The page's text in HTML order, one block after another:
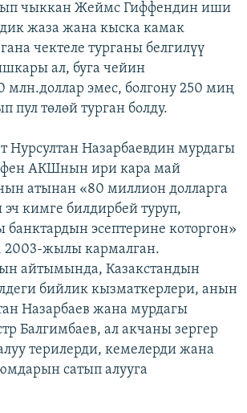
чыккан Жеймс Гиффендин иши
жаза жана кыска камак
чектеле турганы белгилүү
ал, буга чейин
млн.доллар эмес, болгону 250 миң
пул төлөй турган болду.
Нурсултан Назарбаевдин мурдагы
АКШнын ири кара май
атынан «80 миллион долларга
эч кимге билдирбей туруп,
эсептерине которгон»
2003-жылы кармалган.
айтымында, Казакстандын
бийлик кызматкерлери, анын
Назарбаев жана мурдагы
Балгимбаев, ал акчаны зергер
терилерди, кемелерди жана
сатып алууга